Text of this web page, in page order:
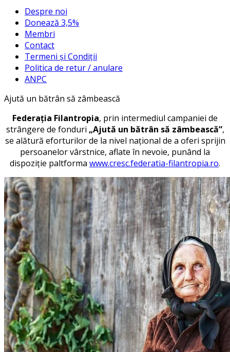
Despre noi
Donează 3,5%
Membri
Contact
Termeni și Condiții
Politica de retur / anulare
ANPC
Ajută un bătrân să zâmbească
Federaţia Filantropia, prin intermediul campaniei de
strângere de fonduri „Ajută un bătrân să zâmbească”,
se alătură eforturilor de la nivel național de a oferi sprijin
persoanelor vârstnice, aflate în nevoie, punând la
dispoziție paltforma www.cresc.federatia-filantropia.ro.